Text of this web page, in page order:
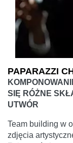
PAPARAZZI
SIĘ RÓŻNE
UTWÓR
Team building w
zdjęcia